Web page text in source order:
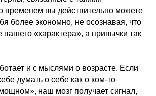
временем вы действительно можете
более экономно, не осознавая, что
вашего «характера», а привычки так
и с мыслями о возрасте. Если
думать о себе как о ком-то
наш мозг получает сигнал,